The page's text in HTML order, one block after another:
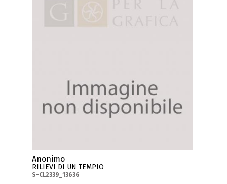
Anonimo
RILIEVI DI UN TEMPIO
S-CL2339_13636